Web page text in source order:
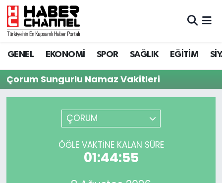
GENEL EKONOMİ SPOR SAĞLIK EĞİTİM
Çorum Sungurlu Namaz Vakitleri
ÇORUM
ÖĞLE VAKTINE KALAN SÜRE
01:44:55
GENEL
SPOR
Nöbetçi Eczaneler
Trafik Durumu
Süper Lig Puan Durumu ve Fikstür
Tüm Manşetler
Son Dakika Haberleri